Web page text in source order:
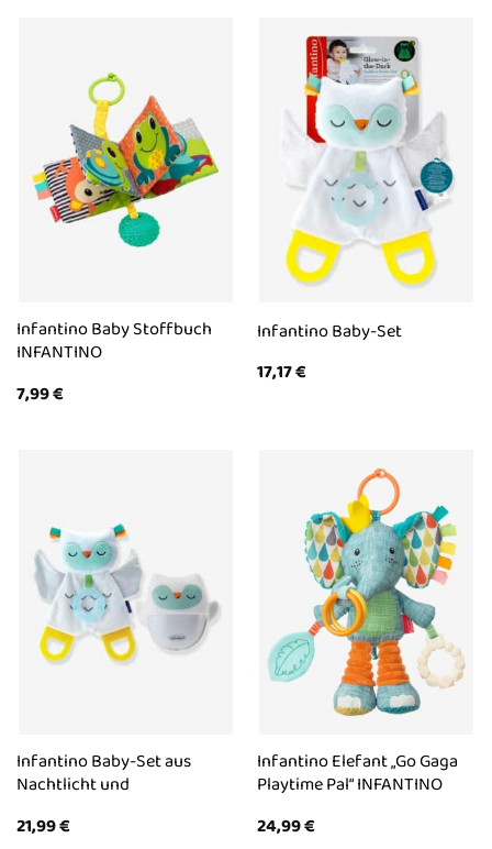
Infantino Baby Stoffbuch
INFANTINO
7,99€
Infantino Baby-Set
17,17€
Infantino Baby-Set aus
Nachtlicht und
21,99€
Infantino Elefant „Go Gaga
Playtime Pal“ INFANTINO
24,99€